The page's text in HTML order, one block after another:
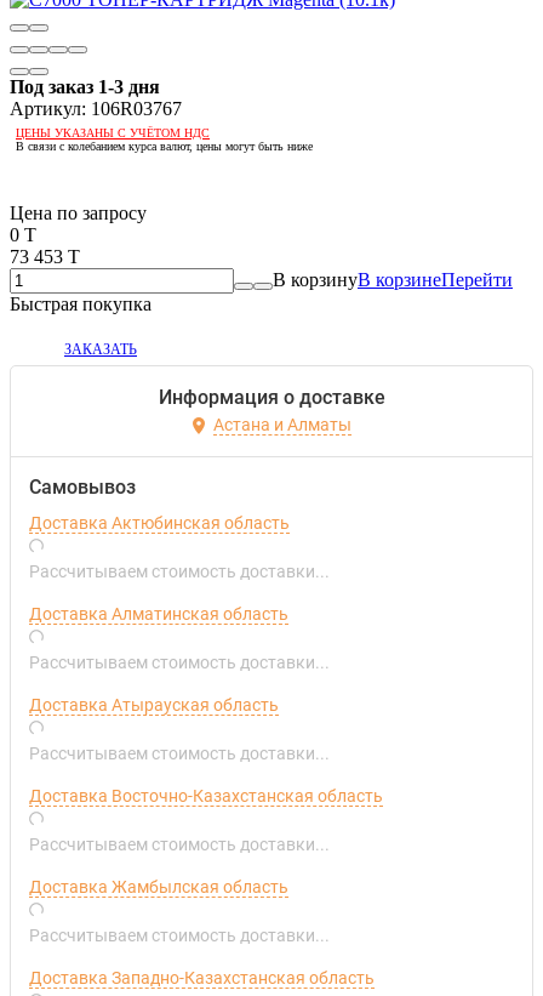
Под заказ 1-3 дня
Артикул: 106R03767
ЦЕНЫ УКАЗАНЫ С УЧЁТОМ НДС
В связи с колебанием курса валют, цены могут быть ниже
Цена по запросу
0 T
73 453 T
В корзинуВ корзинеПерейти
Быстрая покупка
ЗАКАЗАТЬ
Информация о доставке
Астана и Алматы
Самовывоз
Доставка Актюбинская область
Рассчитываем стоимость доставки...
Доставка Алматинская область
Рассчитываем стоимость доставки...
Доставка Атырауская область
Рассчитываем стоимость доставки...
Доставка Восточно-Казахстанская область
Рассчитываем стоимость доставки...
Доставка Жамбылская область
Рассчитываем стоимость доставки...
Доставка Западно-Казахстанская область